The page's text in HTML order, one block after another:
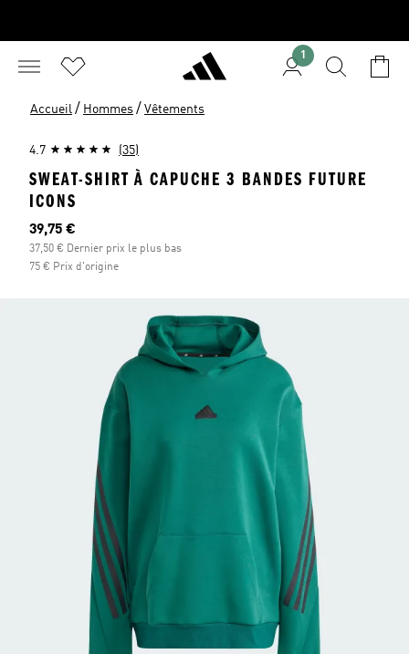
1
Accueil / Hommes / Vêtements
4.7 (35)
SWEAT-SHIRT À CAPUCHE 3 BANDES FUTURE
ICONS
Prix actuel
39,75 €
37,50 € Dernier prix le plus bas
75 € Prix d'origine